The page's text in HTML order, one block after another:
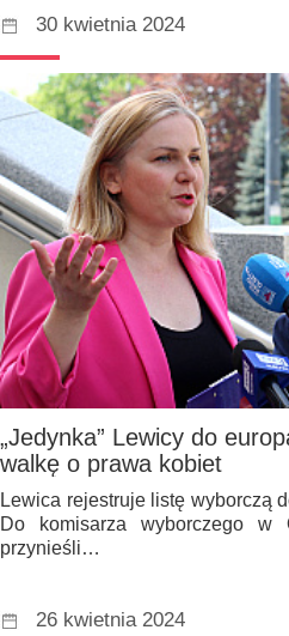
30 kwietnia 2024
„Jedynka” Lewicy do
walkę o prawa kobiet
Lewica rejestruje listę wyborczą
Do komisarza wyborczego w
przynieśli…
26 kwietnia 2024